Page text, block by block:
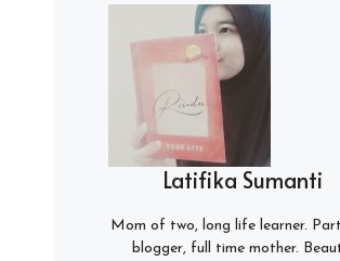
Latifika Sumanti
Mom of two, long life learner.
blogger, full time mother.